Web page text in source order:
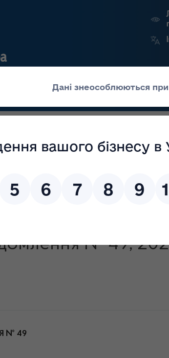
Прес-центр
крові та
сертифікація
нагляд
реєстри
області. Інформаційне
контролю за
№ 49,
№ 49